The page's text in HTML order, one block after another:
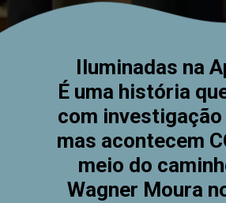
Iluminadas na
É uma história
com
mas acontecem
meio do
Wagner Moura